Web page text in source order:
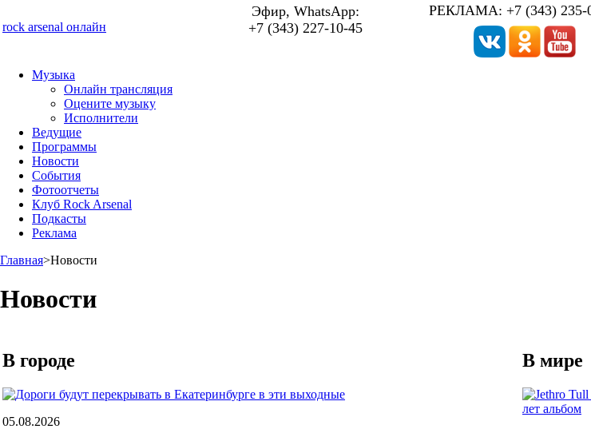
rock arsenal онлайн
Эфир, WhatsApp:
+7 (343) 227-10-45
РЕКЛАМА: +7 (343) 235-
Музыка
Онлайн трансляция
Оцените музыку
Исполнители
Ведущие
Программы
Новости
События
Фотоотчеты
Клуб Rock Arsenal
Подкасты
Реклама
Главная>Новости
Новости
В городе
05.08.2026
В мире